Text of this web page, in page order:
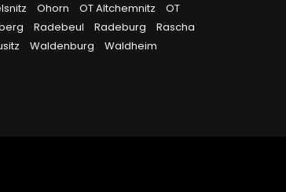
Ohorn OT Altchemnitz
OT
Radebeul Radeburg
Rascha
Waldenburg
Waldheim